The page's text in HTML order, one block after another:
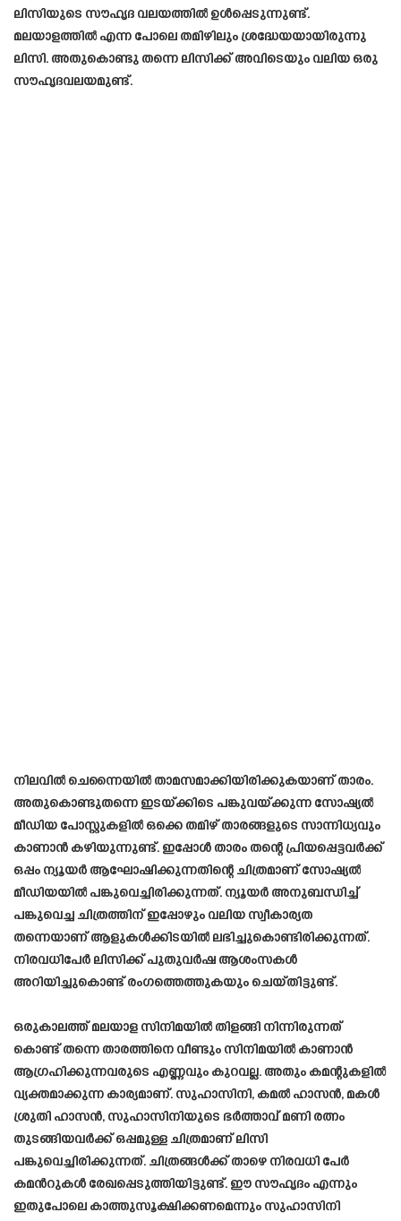
ലിസിയുടെ സൗഹൃദ വലയത്തിൽ ഉൾപ്പെടുന്നുണ്ട്.
മലയാളത്തിൽ എന്ന പോലെ തമിഴിലും ശ്രദ്ധേയയായിരുന്നു
ലിസി. അതുകൊണ്ടു തന്നെ ലിസിക്ക് അവിടെയും വലിയ ഒരു
സൗഹൃദവലയമുണ്ട്.
നിലവിൽ ചെന്നൈയിൽ താമസമാക്കിയിരിക്കുകയാണ് താരം.
അതുകൊണ്ടുതന്നെ ഇടയ്ക്കിടെ പങ്കുവയ്ക്കുന്ന സോഷ്യൽ
മീഡിയ പോസ്റ്റുകളിൽ ഒക്കെ തമിഴ് താരങ്ങളുടെ സാന്നിധ്യവും
കാണാൻ കഴിയുന്നുണ്ട്. ഇപ്പോൾ താരം തന്റെ പ്രിയപ്പെട്ടവർക്ക്
ഒപ്പം ന്യൂയർ ആഘോഷിക്കുന്നതിന്റെ ചിത്രമാണ് സോഷ്യൽ
മീഡിയയിൽ പങ്കുവെച്ചിരിക്കുന്നത്. ന്യൂയർ അനുബന്ധിച്ച്
പങ്കുവെച്ച ചിത്രത്തിന് ഇപ്പോഴും വലിയ സ്വീകാര്യത
തന്നെയാണ് ആളുകൾക്കിടയിൽ ലഭിച്ചുകൊണ്ടിരിക്കുന്നത്.
നിരവധിപേർ ലിസിക്ക് പുതുവർഷ ആശംസകൾ
അറിയിച്ചുകൊണ്ട് രംഗത്തെത്തുകയും ചെയ്തിട്ടുണ്ട്.
ഒരുകാലത്ത് മലയാള സിനിമയിൽ തിളങ്ങി നിന്നിരുന്നത്
കൊണ്ട് തന്നെ താരത്തിനെ വീണ്ടും സിനിമയിൽ കാണാൻ
ആഗ്രഹിക്കുന്നവരുടെ എണ്ണവും കുറവല്ല. അതും കമന്റുകളിൽ
വ്യക്തമാക്കുന്ന കാര്യമാണ്. സുഹാസിനി, കമൽ ഹാസൻ, മകൾ
ശ്രുതി ഹാസൻ, സുഹാസിനിയുടെ ഭർത്താവ് മണി രത്നം
തുടങ്ങിയവർക്ക് ഒപ്പമുള്ള ചിത്രമാണ് ലിസി
പങ്കുവെച്ചിരിക്കുന്നത്. ചിത്രങ്ങൾക്ക് താഴെ നിരവധി പേർ
കമൻറുകൾ രേഖപ്പെടുത്തിയിട്ടുണ്ട്. ഈ സൗഹൃദം എന്നും
ഇതുപോലെ കാത്തുസൂക്ഷിക്കണമെന്നും സുഹാസിനി